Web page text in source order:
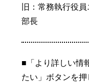
旧：常務執行役
部長
■「より詳しい情
たい」ボタンを